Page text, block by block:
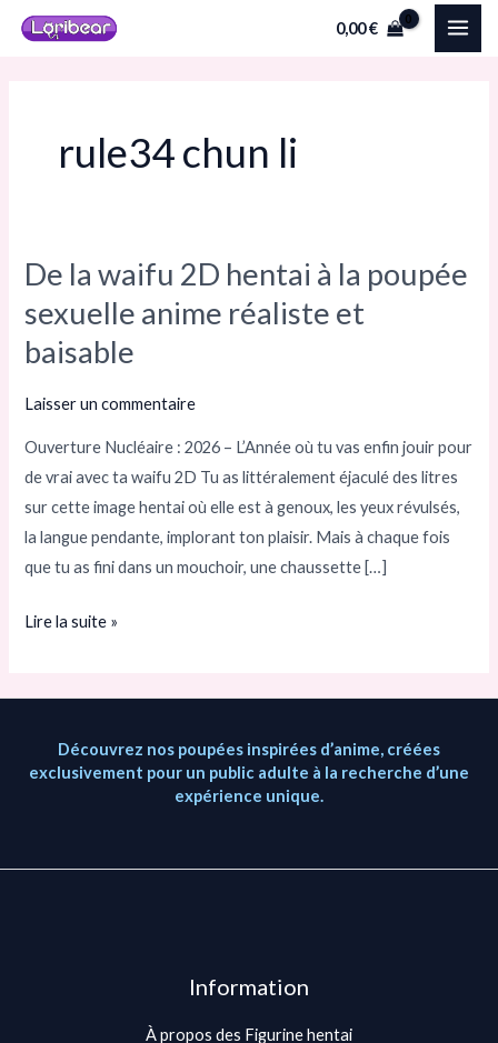
Aller
0,00€
rule34 chun li
De la waifu 2D hentai à la poupée
sexuelle anime réaliste et
baisable
Laisser un commentaire
Ouverture Nucléaire : 2026 – L’Année où tu vas enfin jouir pour
de vrai avec ta waifu 2D Tu as littéralement éjaculé des litres
sur cette image hentai où elle est à genoux, les yeux révulsés,
la langue pendante, implorant ton plaisir. Mais à chaque fois
que tu as fini dans un mouchoir, une chaussette […]
De
waifu
2D
la
poupée
sexuelle
anime
réaliste
baisable
Lire la suite »
Découvrez nos poupées inspirées d’anime, créées
exclusivement pour un public adulte à la recherche d’une
expérience unique.
Information
À propos des Figurine hentai